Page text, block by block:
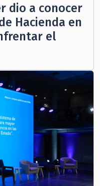
dio a conocer
Hacienda en
el